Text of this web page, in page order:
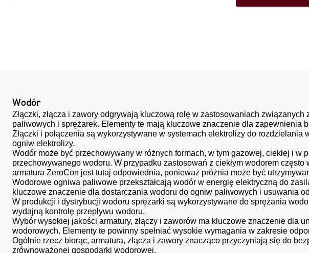
Wodór
Złączki, złącza i zawory odgrywają kluczową rolę w zastosowaniach
paliwowych i sprężarek. Elementy te mają kluczowe znaczenie dla
Złączki i połączenia są wykorzystywane w systemach elektrolizy do
ogniw elektrolizy.
Wodór może być przechowywany w różnych formach, w tym gazowej, ciekłej i
przechowywanego wodoru. W przypadku zastosowań z ciekłym wodorem
armatura ZeroCon jest tutaj odpowiednia, ponieważ próżnia może być
Wodorowe ogniwa paliwowe przekształcają wodór w energię elektryczną do
kluczowe znaczenie dla dostarczania wodoru do ogniw paliwowych i usuwania
W produkcji i dystrybucji wodoru sprężarki są wykorzystywane do sprężania
wydajną kontrolę przepływu wodoru.
Wybór wysokiej jakości armatury, złączy i zaworów ma kluczowe znaczenie
wodorowych. Elementy te powinny spełniać wysokie wymagania w zakresie
Ogólnie rzecz biorąc, armatura, złącza i zawory znacząco przyczyniają się do
zrównoważonej gospodarki wodorowej.